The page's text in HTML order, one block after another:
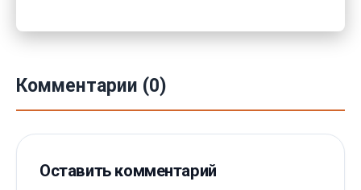
Комментарии (0)
Оставить комментарий